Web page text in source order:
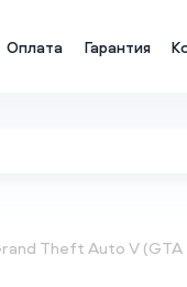
Оплата Гарантия
Theft Auto V